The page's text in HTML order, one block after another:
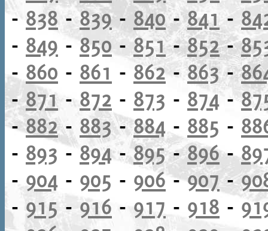
- 838 -839- 840-841-
- 849 -850 -851-852-
- 860 - 861 - 862-863-
-871-872 - 873 - 874-
-882- 883-884 - 885 -
- 893 -894-895-896-
- 904 - 905 - 906-907-
- 915 -916 - 917 - 918 -